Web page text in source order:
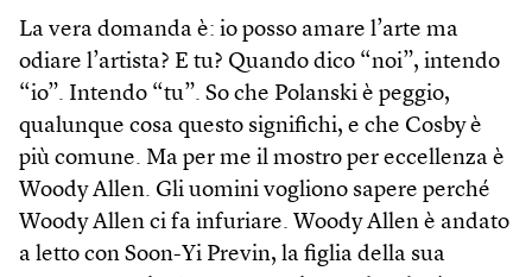
La vera domanda è: io posso amare l’arte ma
odiare l’artista? E tu? Quando dico “noi”, intendo
“io”. Intendo “tu”. So che Polanski è peggio,
qualunque cosa questo significhi, e che Cosby è
più comune. Ma per me il mostro per eccellenza è
Woody Allen. Gli uomini vogliono sapere perché
Woody Allen ci fa infuriare. Woody Allen è andato
a letto con Soon-Yi Previn, la figlia della sua